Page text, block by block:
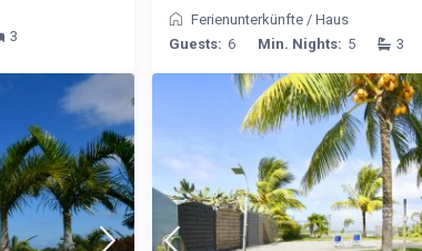
3
Ferienunterkünfte /Haus
Guests: 6 Min. Nights: 5 3